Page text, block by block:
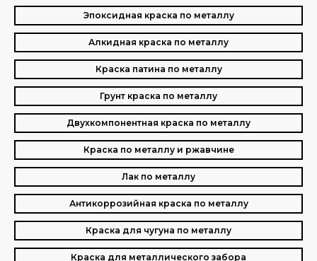
Эпоксидная краска по металлу
Алкидная краска по металлу
Краска патина по металлу
Грунт краска по металлу
Двухкомпонентная краска по металлу
Краска по металлу и ржавчине
Лак по металлу
Антикоррозийная краска по металлу
Краска для чугуна по металлу
Краска для металлического забора